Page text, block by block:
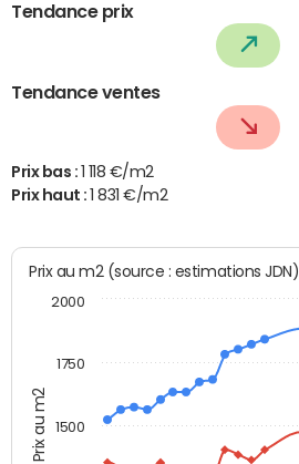
Tendance prix
Tendance ventes
Prix bas :
1 118 €/m2
Prix haut :
1 831 €/m2
Prix au m2
Prix au m2 (source : estimations JDN)
1500
1750
2000